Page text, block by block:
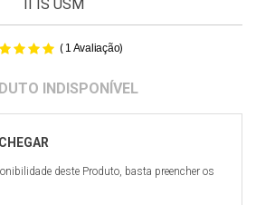
II IS USM
( 1 Avaliação)
deste Produto, basta preencher os